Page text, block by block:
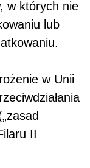
w których nie
lub
w Unii
II